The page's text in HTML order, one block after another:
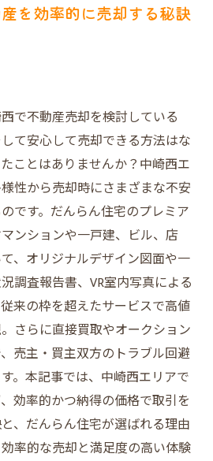
を効率的に売却する秘訣
で不動産売却を検討している
て安心して売却できる方法はな
ことはありませんか？中崎西エ
性から売却時にさまざまな不安
です。だんらん住宅のプレミア
ンションや一戸建、ビル、店
、オリジナルデザイン図面や一
調査報告書、VR室内写真による
来の枠を超えたサービスで高値
さらに直接買取やオークション
売主・買主双方のトラブル回避
。本記事では、中崎西エリアで
効率的かつ納得の価格で取引を
、だんらん住宅が選ばれる理由
率的な売却と満足度の高い体験